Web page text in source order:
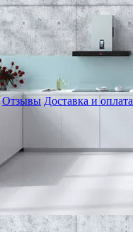
Отзывы Доставка и оплата